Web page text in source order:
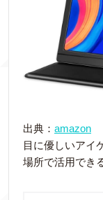
出典： amazon
目に優しいアイ
場所で活用でき